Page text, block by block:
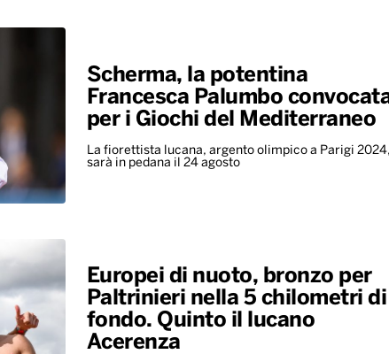
Scherma, la potentina
Francesca Palumbo
per i Giochi del Mediterraneo
La fiorettista lucana, argento olimpico a Parigi 2024,
sarà in pedana il 24 agosto
Europei di nuoto, bronzo per
Paltrinieri nella 5 chilometri di
fondo. Quinto il lucano
Acerenza